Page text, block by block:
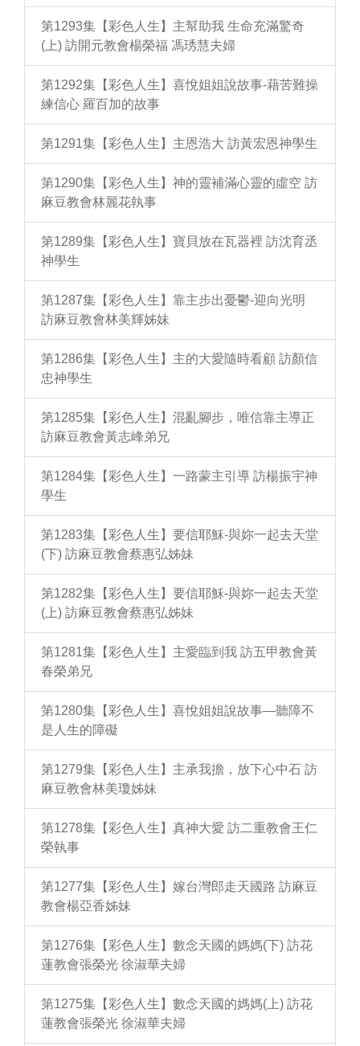
第1293集【彩色人生】主幫助我 生命充滿驚奇
(上) 訪開元教會楊榮福 馮琇慧夫婦
第1292集【彩色人生】喜悅姐姐說故事-藉苦難操
練信心 羅百加的故事
第1291集【彩色人生】主恩浩大 訪黃宏恩神學生
第1290集【彩色人生】神的靈補滿心靈的虛空 訪
麻豆教會林麗花執事
第1289集【彩色人生】寶貝放在瓦器裡 訪沈育丞
神學生
第1287集【彩色人生】靠主步出憂鬱-迎向光明
訪麻豆教會林美輝姊妹
第1286集【彩色人生】主的大愛隨時看顧 訪顏信
忠神學生
第1285集【彩色人生】混亂腳步，唯信靠主導正
訪麻豆教會黃志峰弟兄
第1284集【彩色人生】一路蒙主引導 訪楊振宇神
學生
第1283集【彩色人生】要信耶穌-與妳一起去天堂
(下) 訪麻豆教會蔡惠弘姊妹
第1282集【彩色人生】要信耶穌-與妳一起去天堂
(上) 訪麻豆教會蔡惠弘姊妹
第1281集【彩色人生】主愛臨到我 訪五甲教會黃
春榮弟兄
第1280集【彩色人生】喜悅姐姐說故事—聽障不
是人生的障礙
第1279集【彩色人生】主承我擔，放下心中石 訪
麻豆教會林美瓊姊妹
第1278集【彩色人生】真神大愛 訪二重教會王仁
榮執事
第1277集【彩色人生】嫁台灣郎走天國路 訪麻豆
教會楊亞香姊妹
第1276集【彩色人生】數念天國的媽媽(下) 訪花
蓮教會張榮光 徐淑華夫婦
第1275集【彩色人生】數念天國的媽媽(上) 訪花
蓮教會張榮光 徐淑華夫婦